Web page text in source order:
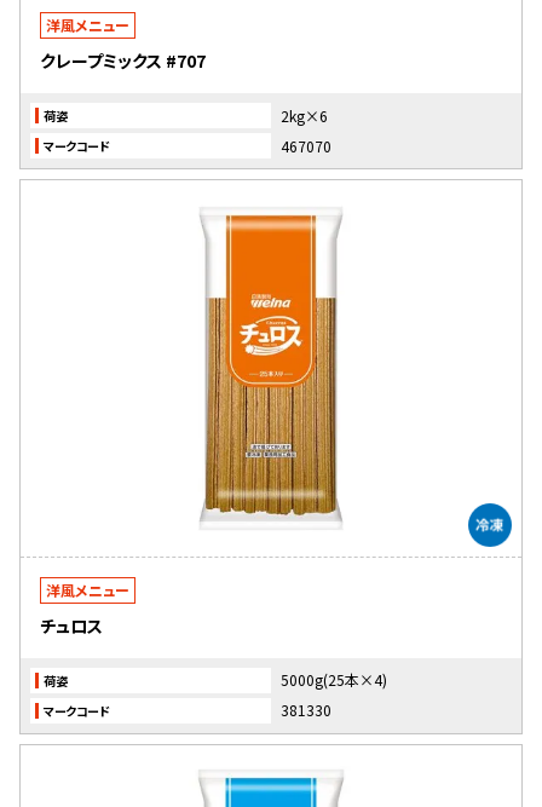
洋風メニュー
クレープミックス #707
荷姿 2kg×6
マークコード 467070
洋風メニュー
チュロス
荷姿 5000g(25本×4)
マークコード 381330